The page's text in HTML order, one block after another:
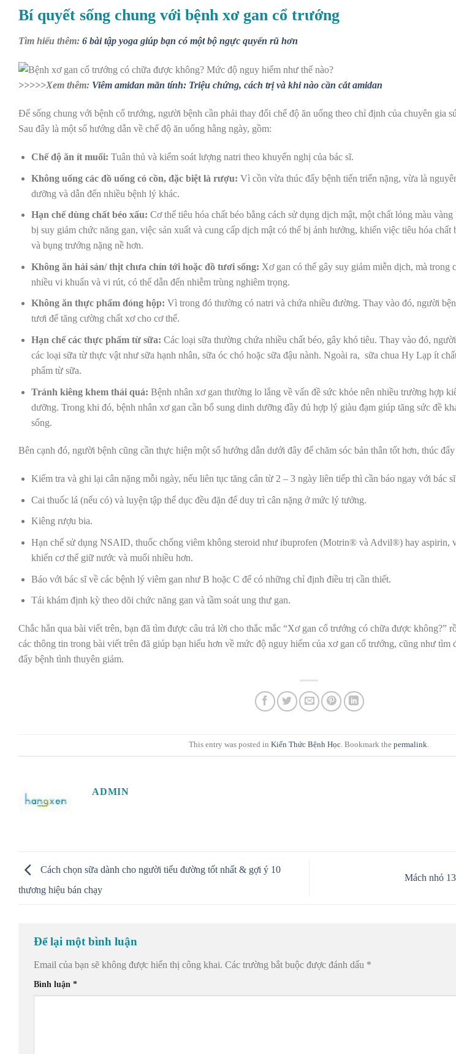
Bí quyết sống chung với bệnh xơ gan cổ trướng
Tìm hiểu thêm: 6 bài tập yoga giúp bạn có một bộ ngực quyến rũ hơn
>>>>>Xem thêm: Viêm amidan mãn tính: Triệu chứng, cách trị và khi nào cần cắt amidan
Để sống chung với bệnh cổ trướng, người bệnh cần phải thay đổi chế độ ăn uống theo chỉ định của chuyên gia
Sau đây là một số hướng dẫn về chế độ ăn uống hằng ngày, gồm:
Chế độ ăn ít muối: Tuân thủ và kiểm soát lượng natri theo khuyến nghị của bác sĩ.
Không uống các đồ uống có cồn, đặc biệt là rượu: Vì cồn vừa thúc đẩy bệnh tiến triển nặng, vừa là
dưỡng và dẫn đến nhiều bệnh lý khác.
Hạn chế dùng chất béo xấu: Cơ thể tiêu hóa chất béo bằng cách sử dụng dịch mật, một chất lỏng màu
bị suy giảm chức năng gan, việc sản xuất và cung cấp dịch mật có thể bị ảnh hưởng, khiến việc tiêu hóa chất
và bụng trướng nặng nề hơn.
Không ăn hải sản/ thịt chưa chín tới hoặc đồ tươi sống: Xơ gan có thể gây suy giảm miễn dịch, mà trong
nhiều vi khuẩn và vi rút, có thể dẫn đến nhiễm trùng nghiêm trọng.
Không ăn thực phẩm đóng hộp: Vì trong đó thường có natri và chứa nhiều đường. Thay vào đó, người
tươi để tăng cường chất xơ cho cơ thể.
Hạn chế các thực phẩm từ sữa: Các loại sữa thường chứa nhiều chất béo, gây khó tiêu. Thay vào đó,
các loại sữa từ thực vật như sữa hạnh nhân, sữa óc chó hoặc sữa đậu nành. Ngoài ra, sữa chua Hy Lạp ít
phẩm từ sữa.
Tránh kiêng khem thái quá: Bệnh nhân xơ gan thường lo lắng về vấn đề sức khỏe nên nhiều trường hợp
dưỡng. Trong khi đó, bệnh nhân xơ gan cần bổ sung dinh dưỡng đầy đủ hợp lý giàu đạm giúp tăng sức đề
sống.
Bên cạnh đó, người bệnh cũng cần thực hiện một số hướng dẫn dưới đây để chăm sóc bản thân tốt hơn, thúc
Kiểm tra và ghi lại cân nặng mỗi ngày, nếu liên tục tăng cân từ 2 – 3 ngày liên tiếp thì cần báo ngay với bác
Cai thuốc lá (nếu có) và luyện tập thể dục đều đặn để duy trì cân nặng ở mức lý tưởng.
Kiêng rượu bia.
Hạn chế sử dụng NSAID, thuốc chống viêm không steroid như ibuprofen (Motrin® và Advil®) hay aspirin,
khiến cơ thể giữ nước và muối nhiều hơn.
Báo với bác sĩ về các bệnh lý viêm gan như B hoặc C để có những chỉ định điều trị cần thiết.
Tái khám định kỳ theo dõi chức năng gan và tầm soát ung thư gan.
Chắc hẳn qua bài viết trên, bạn đã tìm được câu trả lời cho thắc mắc “Xơ gan cổ trướng có chữa được không?”
các thông tin trong bài viết trên đã giúp bạn hiểu hơn về mức độ nguy hiểm của xơ gan cổ trướng, cũng như tìm
đẩy bệnh tình thuyên giảm.
This entry was posted in Kiến Thức Bệnh Học. Bookmark the permalink.
ADMIN
Cách chọn sữa dành cho người tiểu đường tốt nhất & gợi ý 10
thương hiệu bán chạy
Mách nhỏ
Để lại một bình luận
Email của bạn sẽ không được hiển thị công khai. Các trường bắt buộc được đánh dấu *
Bình luận *